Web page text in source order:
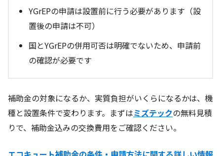
YGrEPの申請は設置前に行う必要があります（設
置後の申請は不可）
国とYGrEPの併用可否は明確でないため、申請前
の確認が必要です
補助金の対象になるか、実質負担がいくらになるかは、機
種と設置条件で変わります。まずはミズテックの無料見積
りで、補助金込みの交換費用をご確認ください。